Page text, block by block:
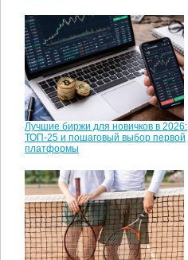
Лучшие биржи для новичков в 2026:
ТОП-25 и пошаговый выбор первой
платформы